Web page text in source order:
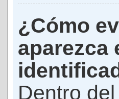
¿Cómo
aparezca
Dentro